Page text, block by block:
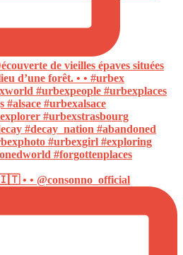
• • @consonno_official